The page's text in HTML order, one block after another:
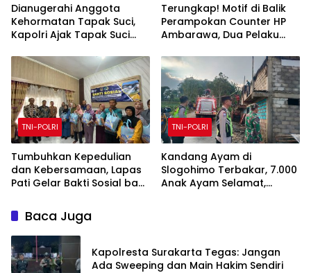
Dianugerahi Anggota
Kehormatan Tapak Suci,
Kapolri Ajak Tapak Suci
Bersinergi dengan Polri
Jaga Generasi Muda dari
Ancaman Zaman
Terungkap! Motif di Balik
Perampokan Counter HP
Ambarawa, Dua Pelaku
Bawa puluhan HP
TNI-POLRI
Tumbuhkan Kepedulian
dan Kebersamaan, Lapas
Pati Gelar Bakti Sosial bagi
TNI-POLRI
Kandang Ayam di
Slogohimo Terbakar, 7.000
Anak Ayam Selamat,
Baca Juga
Kapolresta Surakarta Tegas: Jangan
Ada Sweeping dan Main Hakim Sendiri